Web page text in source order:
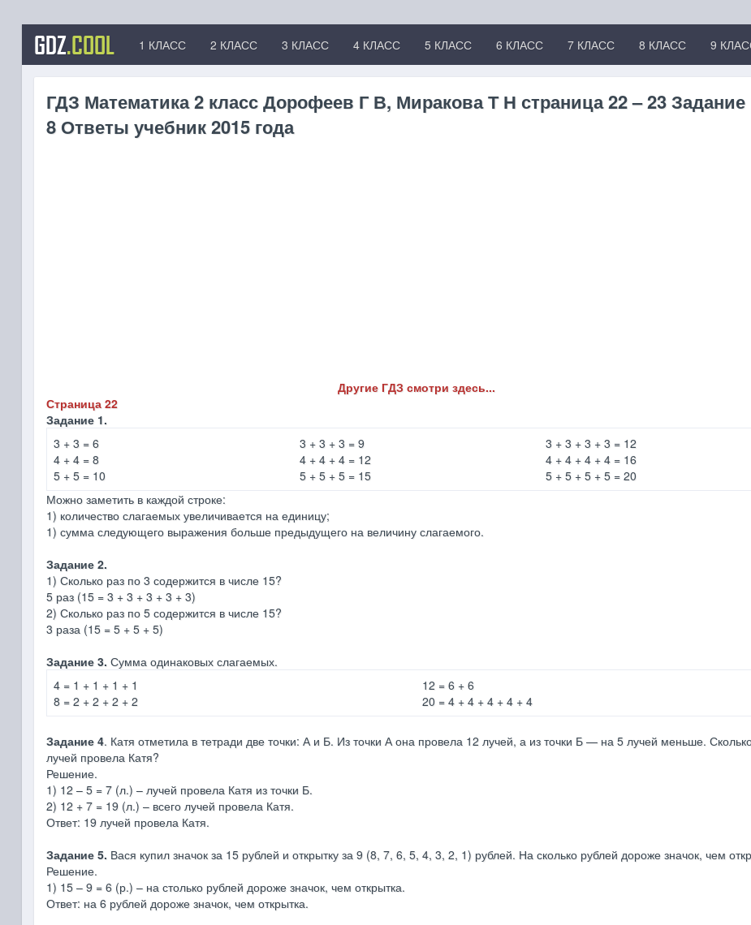
GDZ.COOL 1 КЛАСС 2 КЛАСС 3 КЛАСС 4 КЛАСС 5 КЛАСС 6 КЛАСС 7 КЛАСС 8 КЛАСС 9
ГДЗ Математика 2 класс Дорофеев Г В, Миракова Т Н страница 22 – 23 Задание
8 Ответы учебник 2015 года
Другие ГДЗ смотри здесь...
Страница 22
Задание 1.
3 + 3 = 6
4 + 4 = 8
5 + 5 = 10
3 + 3 + 3 = 9
4 + 4 + 4 = 12
5 + 5 + 5 = 15
3 + 3 + 3 + 3 = 12
4 + 4 + 4 + 4 = 16
5 + 5 + 5 + 5 = 20
Можно заметить в каждой строке:
1) количество слагаемых увеличивается на единицу;
1) сумма следующего выражения больше предыдущего на величину слагаемого.
Задание 2.
1) Сколько раз по 3 содержится в числе 15?
5 раз (15 = 3 + 3 + 3 + 3 + 3)
2) Сколько раз по 5 содержится в числе 15?
3 раза (15 = 5 + 5 + 5)
Задание 3. Сумма одинаковых слагаемых.
4 = 1 + 1 + 1 + 1
8 = 2 + 2 + 2 + 2
12 = 6 + 6
20 = 4 + 4 + 4 + 4 + 4
Задание 4. Катя отметила в тетради две точки: А и Б. Из точки А она провела 12 лучей, а из точки Б — на 5 лучей меньше.
лучей провела Катя?
Решение.
1) 12 – 5 = 7 (л.) – лучей провела Катя из точки Б.
2) 12 + 7 = 19 (л.) – всего лучей провела Катя.
Ответ: 19 лучей провела Катя.
Задание 5. Вася купил значок за 15 рублей и открытку за 9 (8, 7, 6, 5, 4, 3, 2, 1) рублей. На сколько рублей дороже значок, чем
Решение.
1) 15 – 9 = 6 (р.) – на столько рублей дороже значок, чем открытка.
Ответ: на 6 рублей дороже значок, чем открытка.